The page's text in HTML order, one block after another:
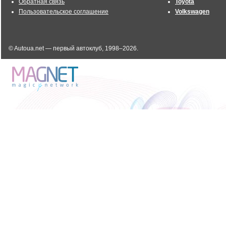
Обратная связь
Пользовательское соглашение
Toyota
Volkswagen
© Autoua.net — первый автоклуб, 1998–2026.